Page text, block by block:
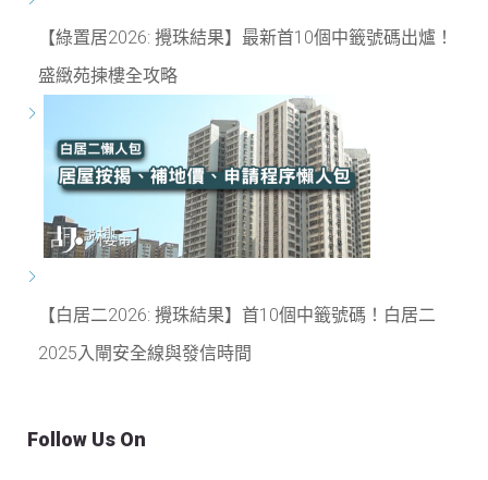
【綠置居2026: 攪珠結果】最新首10個中籤號碼出爐！
盛緻苑揀樓全攻略
【白居二2026: 攪珠結果】首10個中籤號碼！白居二
2025入閘安全線與發信時間
Follow Us On